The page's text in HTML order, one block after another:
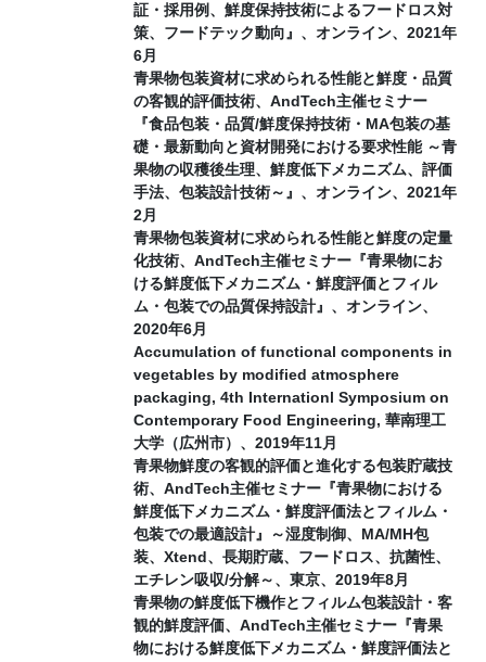
証・採用例、鮮度保持技術によるフードロス対
策、フードテック動向』、オンライン、2021年
6月
青果物包装資材に求められる性能と鮮度・品質
の客観的評価技術、AndTech主催セミナー
『食品包装・品質/鮮度保持技術・MA包装の基
礎・最新動向と資材開発における要求性能 ～青
果物の収穫後生理、鮮度低下メカニズム、評価
手法、包装設計技術～』、オンライン、2021年
2月
青果物包装資材に求められる性能と鮮度の定量
化技術、AndTech主催セミナー『青果物にお
ける鮮度低下メカニズム・鮮度評価とフィル
ム・包装での品質保持設計』、オンライン、
2020年6月
Accumulation of functional components in
vegetables by modified atmosphere
packaging, 4th Internationl Symposium on
Contemporary Food Engineering, 華南理工
大学（広州市）、2019年11月
青果物鮮度の客観的評価と進化する包装貯蔵技
術、AndTech主催セミナー『青果物における
鮮度低下メカニズム・鮮度評価法とフィルム・
包装での最適設計』～湿度制御、MA/MH包
装、Xtend、長期貯蔵、フードロス、抗菌性、
エチレン吸収/分解～、東京、2019年8月
青果物の鮮度低下機作とフィルム包装設計・客
観的鮮度評価、AndTech主催セミナー『青果
物における鮮度低下メカニズム・鮮度評価法と